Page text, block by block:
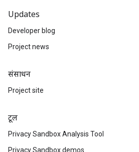
Updates
Developer blog
Project news
संसाधन
Project site
टूल
Privacy Sandbox Analysis Tool
Privacy Sandbox demos